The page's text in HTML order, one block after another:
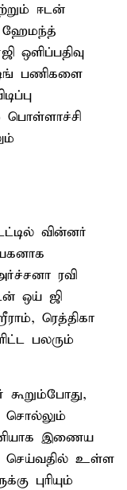
ஈடன்
ஹேமந்த்
ஒளிப்பதிவு
பணிகளை
பொள்ளாச்சி
வின்னர்
ரவி
ஒய் ஜி
ரெத்திகா
பலரும்
சொல்லும்
இணைய
செய்வதில் உள்ள
புரியும்